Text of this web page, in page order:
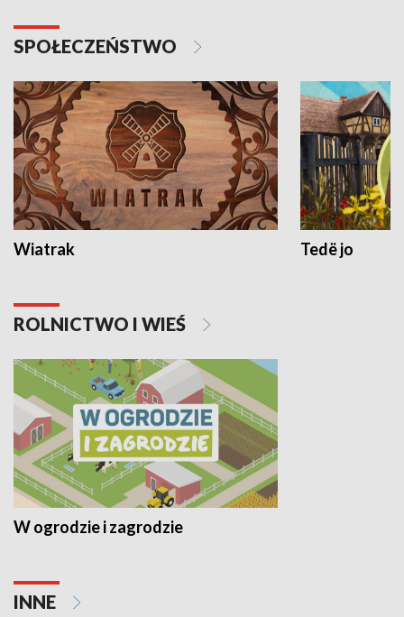
SPOŁECZEŃSTWO
Wiatrak Tedë jo
ROLNICTWO I WIEŚ
W ogrodzie i zagrodzie
INNE